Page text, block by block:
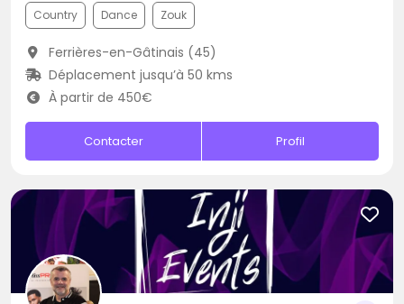
Country Dance Zouk
Ferrières-en-Gâtinais (45)
Déplacement jusqu’à 50 kms
À partir de 450€
Contacter Profil